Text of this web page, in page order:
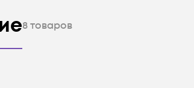
8товаров